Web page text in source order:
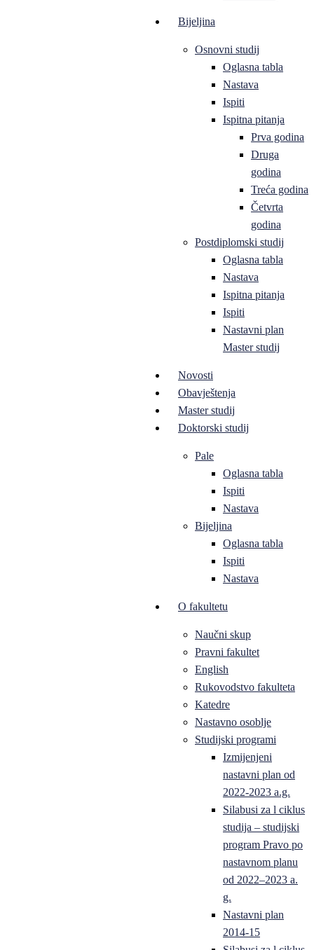
Bijeljina
Osnovni studij
Oglasna tabla
Nastava
Ispiti
Ispitna pitanja
Prva godina
Druga
godina
Treća godina
Četvrta
godina
Postdiplomski studij
Oglasna tabla
Nastava
Ispitna pitanja
Ispiti
Nastavni plan
Master studij
Novosti
Obavještenja
Master studij
Doktorski studij
Pale
Oglasna tabla
Ispiti
Nastava
Bijeljina
Oglasna tabla
Ispiti
Nastava
O fakultetu
Naučni skup
Pravni fakultet
English
Rukovodstvo fakulteta
Katedre
Nastavno osoblje
Studijski programi
Izmijenjeni
nastavni plan od
2022-2023 a.g.
Silabusi za l ciklus
studija – studijski
program Pravo po
nastavnom planu
od 2022–2023 a.
g.
Nastavni plan
2014-15